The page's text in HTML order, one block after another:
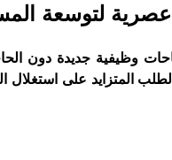
لتوسعة
وظيفية جديدة دون
المتزايد على استغلال